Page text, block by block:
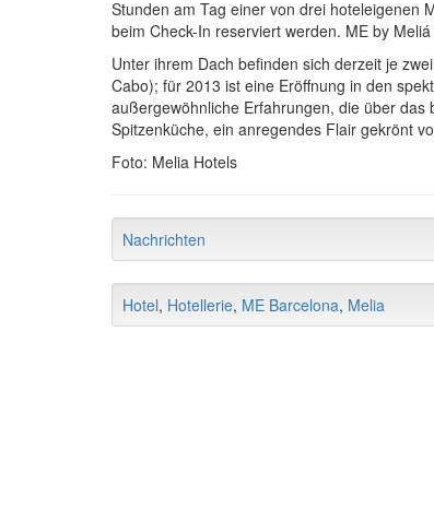
Stunden am Tag einer von drei hoteleigenen
beim Check-In reserviert werden. ME by
Unter ihrem Dach befinden sich derzeit je
Cabo); für 2013 ist eine Eröffnung in den
außergewöhnliche Erfahrungen, die über
Spitzenküche, ein anregendes Flair gekrönt
Foto: Melia Hotels
Nachrichten
Hotel, Hotellerie, ME Barcelona, Melia